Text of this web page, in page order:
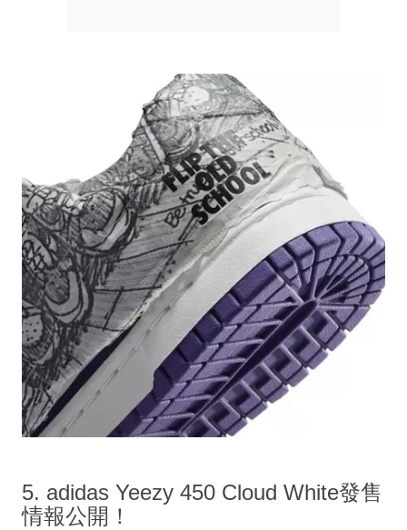
5. adidas Yeezy 450 Cloud White發售
情報公開！